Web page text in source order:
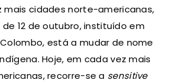
mais cidades norte-americanas,
12 de outubro, instituído em
está a mudar de nome
Hoje, em cada vez mais
recorre-se a sensitive